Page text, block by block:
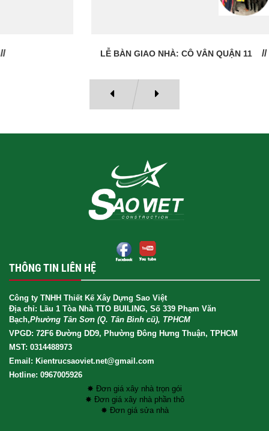
LỄ BÀN GIAO NHÀ: CÔ VÂN QUẬN 11
THÔNG TIN LIÊN HỆ
Công ty TNHH Thiết Kế Xây Dựng Sao Việt
Địa chỉ: Lầu 1 Tòa Nhà TTO BUILING, Số 339 Phạm Văn
Bạch,Phường Tân Sơn (Q. Tân Bình cũ), TPHCM
VPGD: 72F6 Đường DD9, Phường Đông Hưng Thuận, TPHCM
MST: 0314488973
Email: Kientrucsaoviet.net@gmail.com
Hotline: 0967005926
✸ Đơn giá xây nhà trọn gói
✸ Đơn giá xây nhà phần thô
✸ Đơn giá sửa nhà